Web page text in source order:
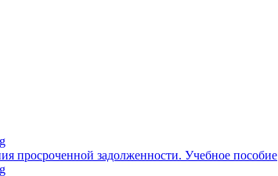
просроченной задолженности. Учебное пособие